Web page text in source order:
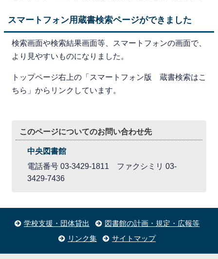
スマートフォン用蔵書検索ページができました
検索画面や検索結果画面等、スマートフォンの画面で、
より見やすいものになりました。
トップページ右上の「スマートフォン版 蔵書検索はこ
ちら」からリンクしています。
このページについてのお問い合わせ先
中央図書館
電話番号 03-3429-1811 ファクシミリ 03-
3429-7436
学校支援・団体貸出
図書館の計画・規定・広報等
リンク集
サイトマップ